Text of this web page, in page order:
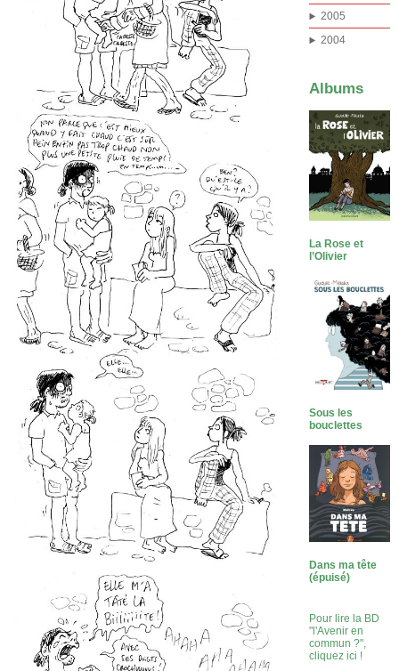
2005
2004
Albums
La Rose et
l’Olivier
Sous les
bouclettes
Dans ma tête
(épuisé)
Pour lire la BD
"l'Avenir en
commun ?",
cliquez ici !